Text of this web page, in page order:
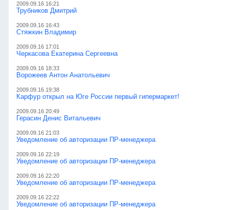
2009.09.16 16:21
Трубников Дмитрий
2009.09.16 16:43
Стяжкин Владимир
2009.09.16 17:01
Черкасова Екатерина Сергеевна
2009.09.16 18:33
Ворожеев Антон Анатольевич
2009.09.16 19:38
Карфур открыл на Юге России первый гипермаркет!
2009.09.16 20:49
Герасин Денис Витальевич
2009.09.16 21:03
Уведомление об авторизации ПР-менеджера
2009.09.16 22:19
Уведомление об авторизации ПР-менеджера
2009.09.16 22:20
Уведомление об авторизации ПР-менеджера
2009.09.16 22:22
Уведомление об авторизации ПР-менеджера